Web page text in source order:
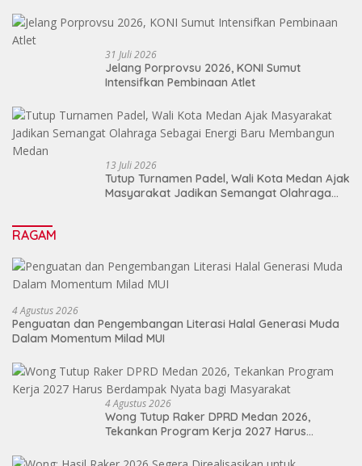
31 Juli 2026
Jelang Porprovsu 2026, KONI Sumut
Intensifkan Pembinaan Atlet
13 Juli 2026
Tutup Turnamen Padel, Wali Kota Medan Ajak
Masyarakat Jadikan Semangat Olahraga
RAGAM
4 Agustus 2026
Penguatan dan Pengembangan Literasi Halal Generasi Muda
Dalam Momentum Milad MUI
4 Agustus 2026
Wong Tutup Raker DPRD Medan 2026,
Tekankan Program Kerja 2027 Harus